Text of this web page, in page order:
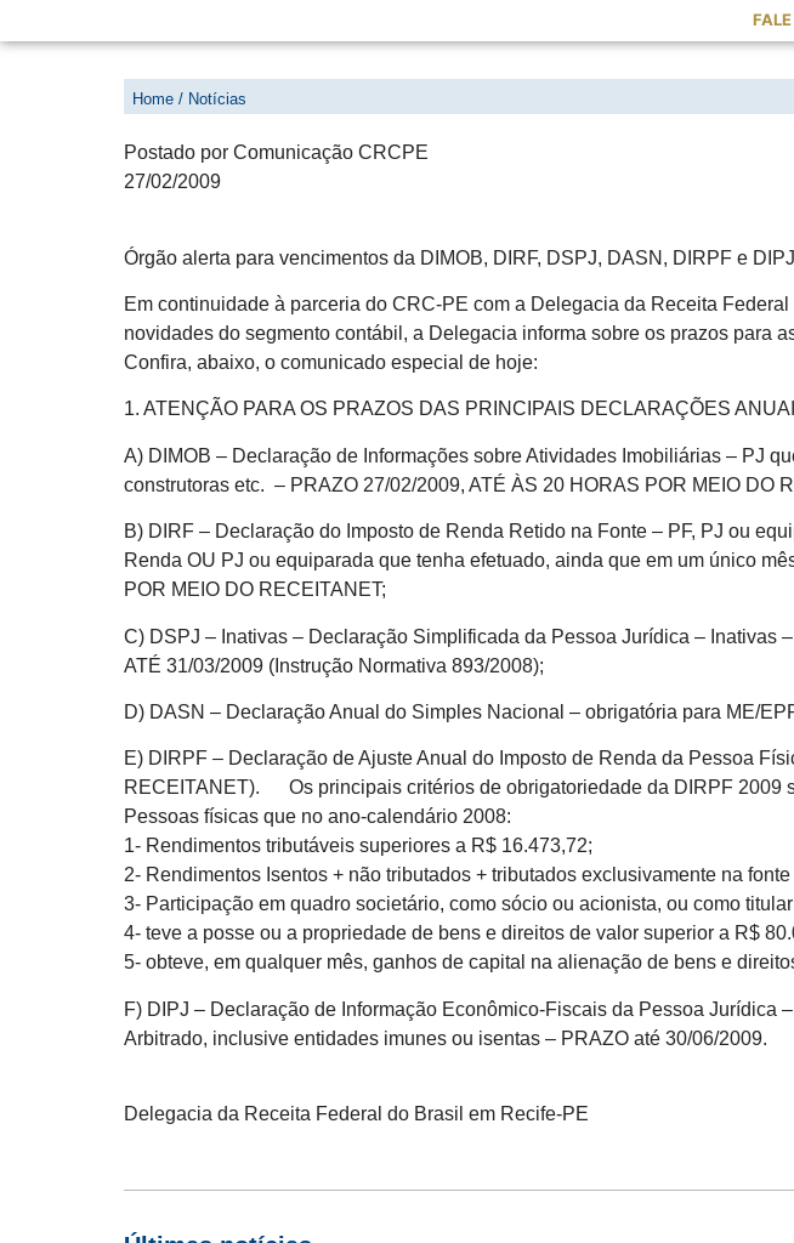
RECEITA FEDERAL INFORMA SOBRE PRAZOS
Home / Notícias
Postado por Comunicação CRCPE
27/02/2009
Órgão alerta para vencimentos da DIMOB, DIRF, DSPJ, DASN, DIRPF e DIPJ
Em continuidade à parceria do CRC-PE com a Delegacia da Receita
novidades do segmento contábil, a Delegacia informa sobre os prazos para
Confira, abaixo, o comunicado especial de hoje:
1. ATENÇÃO PARA OS PRAZOS DAS PRINCIPAIS DECLARAÇÕES
A) DIMOB – Declaração de Informações sobre Atividades Imobiliárias – PJ
construtoras etc. – PRAZO 27/02/2009, ATÉ ÀS 20 HORAS POR MEIO DO
B) DIRF – Declaração do Imposto de Renda Retido na Fonte – PF, PJ ou
Renda OU PJ ou equiparada que tenha efetuado, ainda que em um único
POR MEIO DO RECEITANET;
C) DSPJ – Inativas – Declaração Simplificada da Pessoa Jurídica –
ATÉ 31/03/2009 (Instrução Normativa 893/2008);
D) DASN – Declaração Anual do Simples Nacional – obrigatória para ME/
E) DIRPF – Declaração de Ajuste Anual do Imposto de Renda da Pessoa
RECEITANET). Os principais critérios de obrigatoriedade da DIRPF 2009
Pessoas físicas que no ano-calendário 2008:
1- Rendimentos tributáveis superiores a R$ 16.473,72;
2- Rendimentos Isentos + não tributados + tributados exclusivamente na
3- Participação em quadro societário, como sócio ou acionista, ou como
4- teve a posse ou a propriedade de bens e direitos de valor superior a R$
5- obteve, em qualquer mês, ganhos de capital na alienação de bens e
F) DIPJ – Declaração de Informação Econômico-Fiscais da Pessoa
Arbitrado, inclusive entidades imunes ou isentas – PRAZO até 30/06/2009.
Delegacia da Receita Federal do Brasil em Recife-PE